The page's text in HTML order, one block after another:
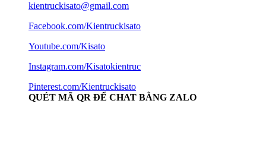
kientruckisato@gmail.com
Facebook.com/Kientruckisato
Youtube.com/Kisato
Instagram.com/Kisatokientruc
Pinterest.com/Kientruckisato
QUÉT MÃ QR ĐỂ CHAT BẰNG ZALO